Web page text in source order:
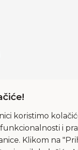
koristimo
i
Klikom na